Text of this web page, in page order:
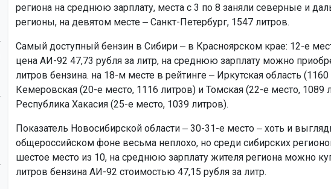
региона на среднюю зарплату, места с 3 по 8 заняли северные и
регионы, на девятом месте ‒ Санкт-Петербург, 1547 литров.
Самый доступный бензин в Сибири ‒ в Красноярском крае: 12-е
цена АИ-92 47,73 рубля за литр, на среднюю зарплату можно
литров бензина. на 18-м месте в рейтинге ‒ Иркутская область (1160
Кемеровская (20-е место, 1116 литров) и Томская (22-е место, 1089
Республика Хакасия (25-е место, 1039 литров).
Показатель Новосибирской области ‒ 30-31-е место ‒ хоть и
общероссийском фоне весьма неплохо, но среди сибирских
шестое место из 10, на среднюю зарплату жителя региона можно
литров бензина АИ-92 стоимостью 47,15 рубля за литр.